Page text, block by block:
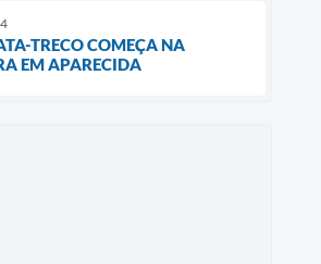
TRECO COMEÇA NA
EM APARECIDA